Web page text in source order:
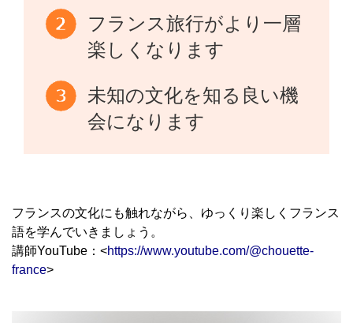
フランス旅行がより一層
楽しくなります
未知の文化を知る良い機
会になります
フランスの文化にも触れながら、ゆっくり楽しくフランス
語を学んでいきましょう。
講師YouTube：<https://www.youtube.com/@chouette-
france>